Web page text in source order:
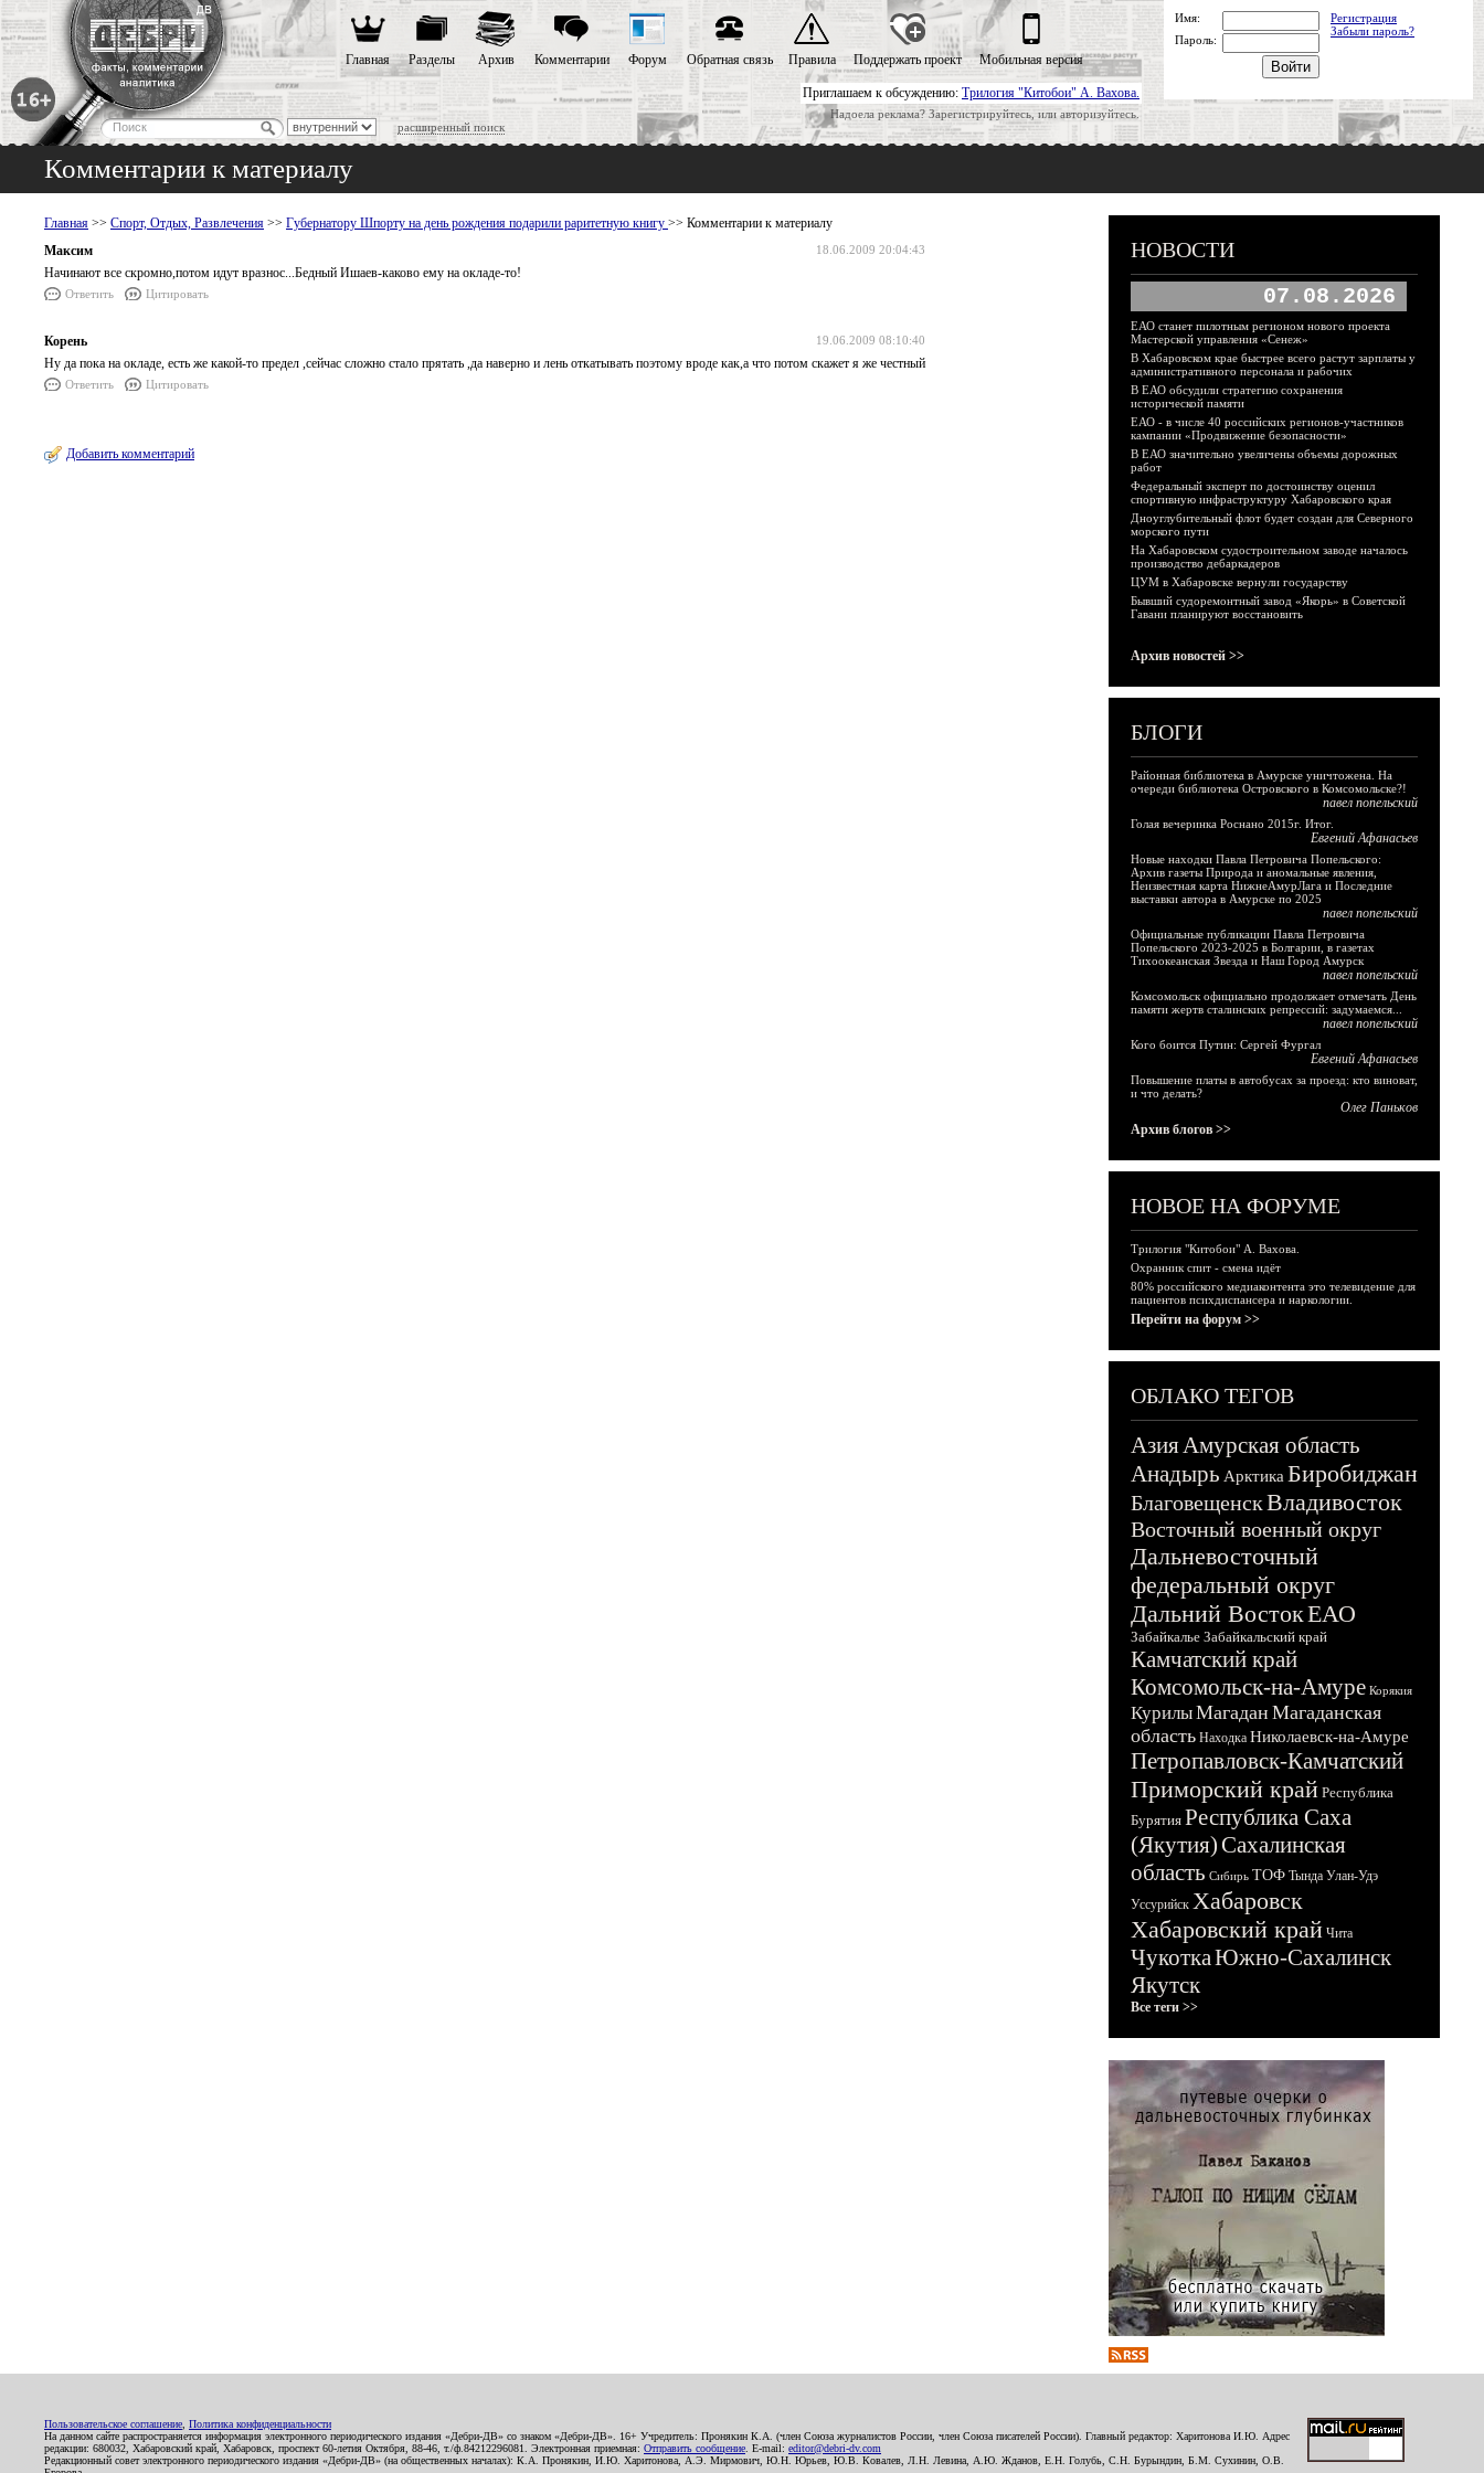
Приглашаем к обсуждению: Трилогия "Китобои" А. Вахова.
Надоела реклама? Зарегистрируйтесь, или авторизуйтесь.
расширенный поиск
Главная Разделы Архив Комментарии Форум Обратная связь Правила Поддержать проект Мобильная версия
Имя:
Регистрация
Забыли пароль?
Пароль:
Комментарии к материалу
Главная >> Спорт, Отдых, Развлечения >> Губернатору Шпорту на день рождения подарили раритетную книгу >> Комментарии к материалу
18.06.2009 20:04:43
Максим
Начинают все скромно,потом идут вразнос...Бедный Ишаев-каково ему на окладе-то!
Ответить Цитировать
19.06.2009 08:10:40
Корень
Ну да пока на окладе, есть же какой-то предел ,сейчас сложно стало прятать ,да наверно и лень откатывать поэтому вроде как,а что потом скажет я же честный
Ответить Цитировать
Добавить комментарий
НОВОСТИ
07.08.2026
ЕАО станет пилотным регионом нового проекта
Мастерской управления «Сенеж»
В Хабаровском крае быстрее всего растут зарплаты у
административного персонала и рабочих
В ЕАО обсудили стратегию сохранения
исторической памяти
ЕАО - в числе 40 российских регионов-участников
кампании «Продвижение безопасности»
В ЕАО значительно увеличены объемы дорожных
работ
Федеральный эксперт по достоинству оценил
спортивную инфраструктуру Хабаровского края
Дноуглубительный флот будет создан для Северного
морского пути
На Хабаровском судостроительном заводе началось
производство дебаркадеров
ЦУМ в Хабаровске вернули государству
Бывший судоремонтный завод «Якорь» в Советской
Гавани планируют восстановить
Архив новостей >>
БЛОГИ
Районная библиотека в Амурске уничтожена. На
очереди библиотека Островского в Комсомольске?!
павел попельский
Голая вечеринка Роснано 2015г. Итог.
Евгений Афанасьев
Новые находки Павла Петровича Попельского:
Архив газеты Природа и аномальные явления,
Неизвестная карта НижнеАмурЛага и Последние
выставки автора в Амурске по 2025
павел попельский
Официальные публикации Павла Петровича
Попельского 2023-2025 в Болгарии, в газетах
Тихоокеанская Звезда и Наш Город Амурск
павел попельский
Комсомольск официально продолжает отмечать День
памяти жертв сталинских репрессий: задумаемся...
павел попельский
Кого боится Путин: Сергей Фургал
Евгений Афанасьев
Повышение платы в автобусах за проезд: кто виноват,
и что делать?
Олег Паньков
Архив блогов >>
НОВОЕ НА ФОРУМЕ
Трилогия "Китобои" А. Вахова.
Охранник спит - смена идёт
80% российского медиаконтента это телевидение для
пациентов психдиспансера и наркологии.
Перейти на форум >>
ОБЛАКО ТЕГОВ
АзияАмурская область
Анадырь Арктика Биробиджан
БлаговещенскВладивосток
Восточный военный округ
Дальневосточный
федеральный округ
Дальний ВостокЕАО
Забайкалье Забайкальский край
Камчатский край
Комсомольск-на-Амуре Корякия
КурилыМагадан Магаданская
область Находка Николаевск-на-Амуре
Петропавловск-Камчатский
Приморский край Республика
Бурятия Республика Саха
(Якутия)Сахалинская
область Сибирь ТОФ Тында Улан-Удэ
Уссурийск Хабаровск
Хабаровский край Чита
ЧукоткаЮжно-Сахалинск
Якутск
Все теги >>
Пользовательское соглашение Политика конфиденциальности
На данном сайте распространяется информация электронного периодического издания «Дебри-ДВ» со знаком «Дебри-ДВ». 16+ Учредитель: Пронякин К.А. (член Союза журналистов России, член Союза писателей России). Главный редактор: Харитонова И.Ю. Адрес
редакции: 680032, Хабаровский край, Хабаровск, проспект 60-летия Октября, 88-46, т./ф.84212296081. Электронная приемная: Отправить сообщение . E-mail: editor@debri-dv.com
Редакционный совет электронного периодического издания «Дебри-ДВ» (на общественных началах): К.А. Пронякин, И.Ю. Харитонова, А.Э. Мирмович, Ю.Н. Юрьев, Ю.В. Ковалев, Л.Н. Левина, А.Ю. Жданов, Е.Н. Голубь, С.Н. Бурындин, Б.М. Сухинин, О.В.